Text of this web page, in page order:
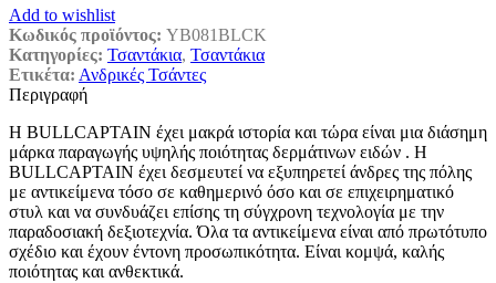
Add to wishlist
Κωδικός προϊόντος: YB081BLCK
Κατηγορίες: Τσαντάκια, Τσαντάκια
Ετικέτα: Ανδρικές Τσάντες
Περιγραφή
Η BULLCAPTAIN έχει μακρά ιστορία και τώρα είναι μια διάσημη
μάρκα παραγωγής υψηλής ποιότητας δερμάτινων ειδών . Η
BULLCAPTAIN έχει δεσμευτεί να εξυπηρετεί άνδρες της πόλης
με αντικείμενα τόσο σε καθημερινό όσο και σε επιχειρηματικό
στυλ και να συνδυάζει επίσης τη σύγχρονη τεχνολογία με την
παραδοσιακή δεξιοτεχνία. Όλα τα αντικείμενα είναι από πρωτότυπο
σχέδιο και έχουν έντονη προσωπικότητα. Είναι κομψά, καλής
ποιότητας και ανθεκτικά.